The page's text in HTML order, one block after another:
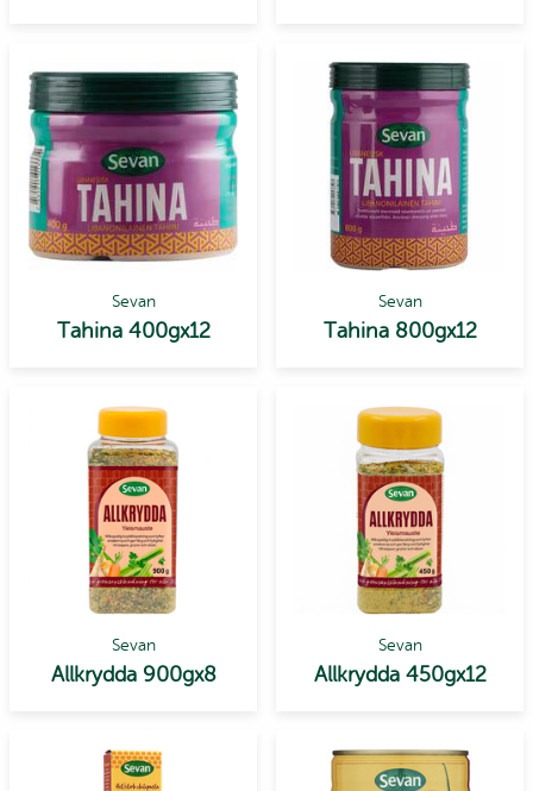
Sevan
Tahina 400gx12
Sevan
Tahina 800gx12
Sevan
Allkrydda 900gx8
Sevan
Allkrydda 450gx12